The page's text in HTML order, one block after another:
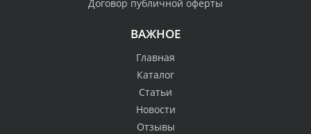
Договор публичной оферты
ВАЖНОЕ
Главная
Каталог
Статьи
Новости
Отзывы